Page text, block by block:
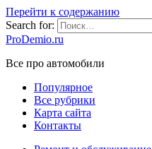
Перейти к содержанию
Search for:
ProDemio.ru
Все про автомобили
Популярное
Все рубрики
Карта сайта
Контакты